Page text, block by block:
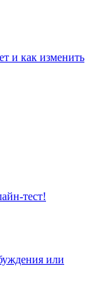
и как изменить
тест!
или